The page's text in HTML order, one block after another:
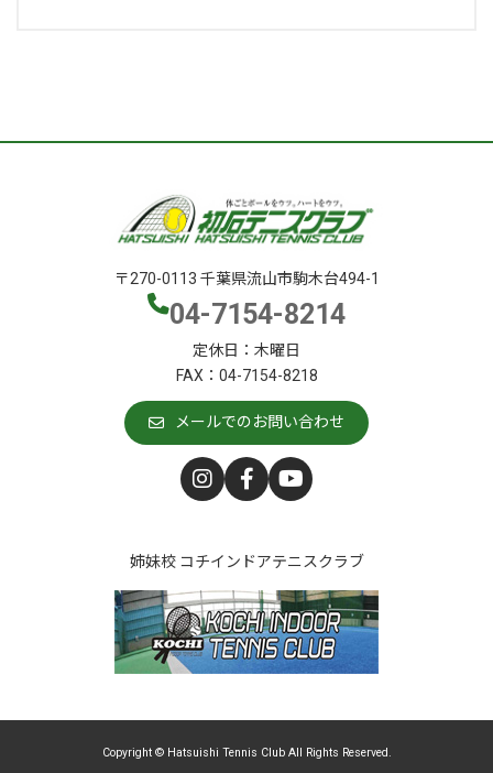
〒270-0113 千葉県流山市駒木台494-1
04-7154-8214
定休日：木曜日
FAX：04-7154-8218
メールでのお問い合わせ
姉妹校 コチインドアテニスクラブ
Copyright © Hatsuishi Tennis Club All Rights Reserved.